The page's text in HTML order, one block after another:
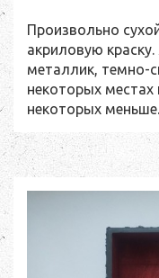
Произвольно
акриловую
металлик, темно-
некоторых
некоторых меньше.